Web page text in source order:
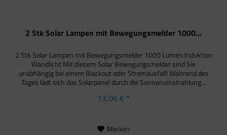
2 Stk Solar Lampen mit Bewegungsmelder 1000...
2 Stk Solar Lampen mit Bewegungsmelder 1000 Lumen Induktion
Wandlicht Mit diesem Solar Bewegungsmelder sind Sie
unabhängig bei einem Blackout oder Stromausfall! Während des
Tages lädt sich das Solarpanel durch die Sonneneinstrahlung...
13,06 € *
Merken